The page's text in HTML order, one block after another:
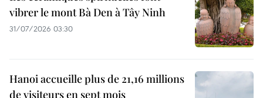
vibrer le mont Bà Den à Tây Ninh
31/07/2026 03:30
Hanoi accueille plus de 21,16 millions
de visiteurs en sept mois ​